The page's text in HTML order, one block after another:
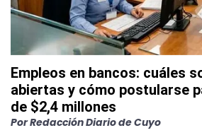
Empleos en bancos: cuáles
abiertas y cómo postularse
de $2,4 millones
PorRedacción Diario de Cuyo